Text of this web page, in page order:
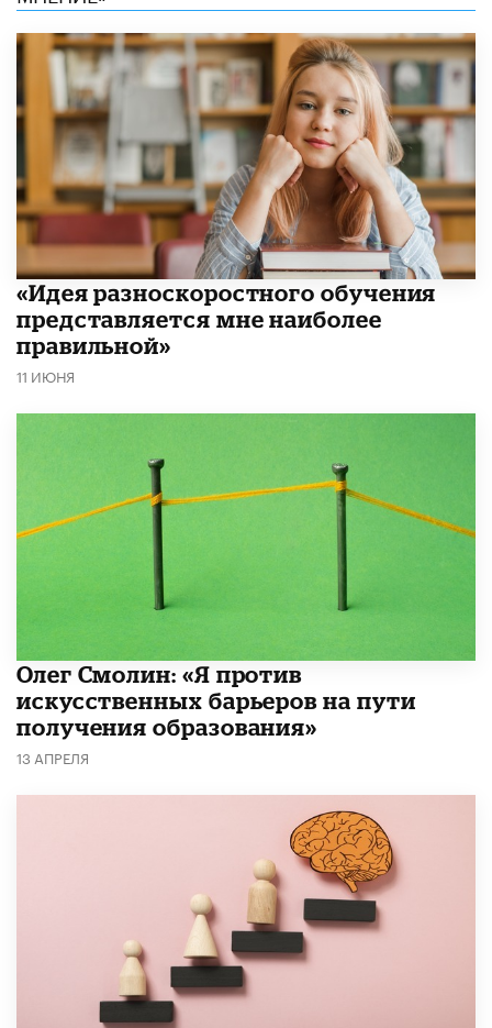
«Идея разноскоростного обучения
представляется мне наиболее
правильной»
11 ИЮНЯ
Олег Смолин: «Я против
искусственных барьеров на пути
получения образования»
13 АПРЕЛЯ